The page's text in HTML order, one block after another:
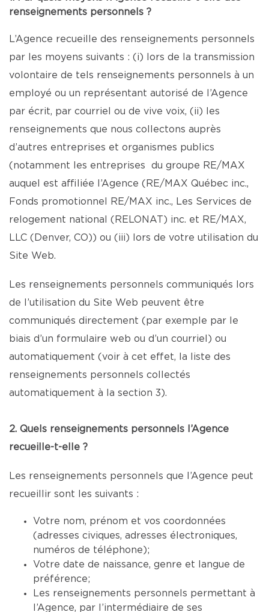
renseignements personnels ?
L’Agence recueille des renseignements personnels
par les moyens suivants : (i) lors de la transmission
volontaire de tels renseignements personnels à un
employé ou un représentant autorisé de l’Agence
par écrit, par courriel ou de vive voix, (ii) les
renseignements que nous collectons auprès
d’autres entreprises et organismes publics
(notamment les entreprises du groupe RE/MAX
auquel est affiliée l’Agence (RE/MAX Québec inc.,
Fonds promotionnel RE/MAX inc., Les Services de
relogement national (RELONAT) inc. et RE/MAX,
LLC (Denver, CO)) ou (iii) lors de votre utilisation du
Site Web.
Les renseignements personnels communiqués lors
de l’utilisation du Site Web peuvent être
communiqués directement (par exemple par le
biais d’un formulaire web ou d’un courriel) ou
automatiquement (voir à cet effet, la liste des
renseignements personnels collectés
automatiquement à la section 3).
2. Quels renseignements personnels l’Agence
recueille-t-elle ?
Les renseignements personnels que l’Agence peut
recueillir sont les suivants :
Votre nom, prénom et vos coordonnées
(adresses civiques, adresses électroniques,
numéros de téléphone);
Votre date de naissance, genre et langue de
préférence;
Les renseignements personnels permettant à
l’Agence, par l’intermédiaire de ses